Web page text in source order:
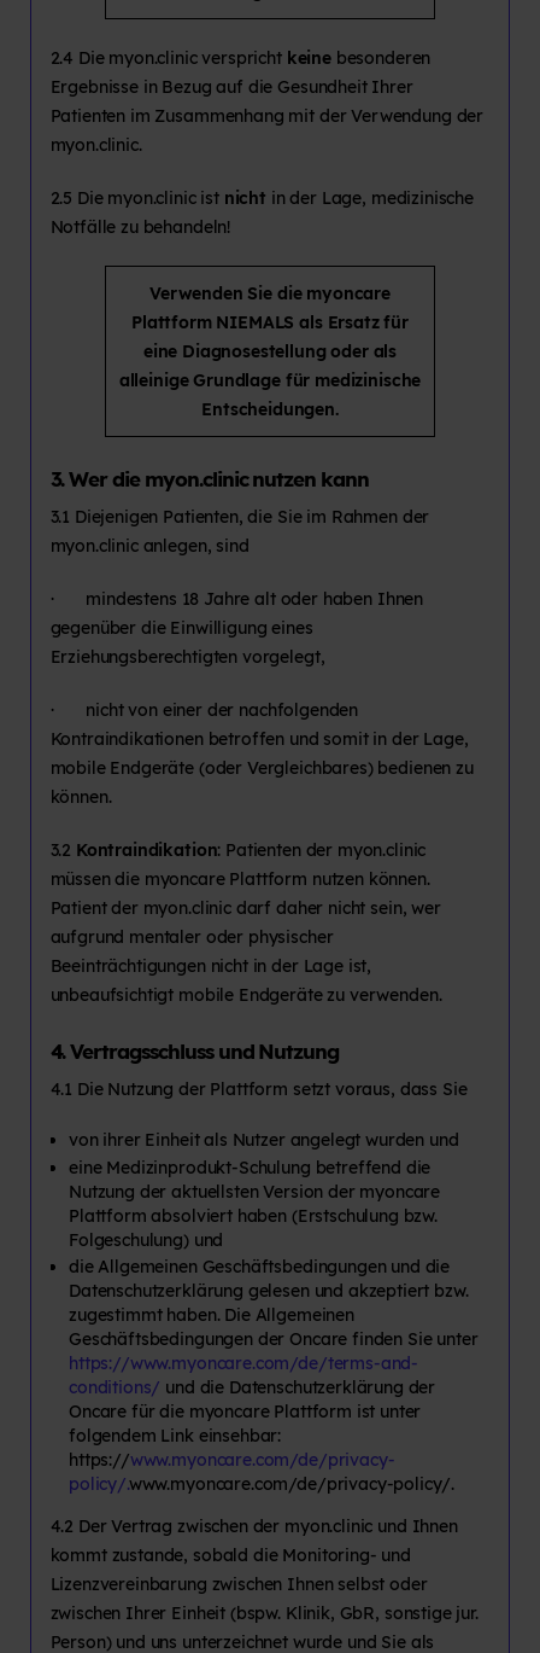
2.4 Die myon.clinic verspricht keine besonderen
Ergebnisse in Bezug auf die Gesundheit Ihrer
Patienten im Zusammenhang mit der Verwendung der
myon.clinic.
2.5 Die myon.clinic ist nicht in der Lage, medizinische
Notfälle zu behandeln!
Verwenden Sie die myoncare
Plattform NIEMALS als Ersatz für
eine Diagnosestellung oder als
alleinige Grundlage für medizinische
Entscheidungen.
3. Wer die myon.clinic nutzen kann
3.1 Diejenigen Patienten, die Sie im Rahmen der
myon.clinic anlegen, sind
· mindestens 18 Jahre alt oder haben Ihnen
gegenüber die Einwilligung eines
Erziehungsberechtigten vorgelegt,
· nicht von einer der nachfolgenden
Kontraindikationen betroffen und somit in der Lage,
mobile Endgeräte (oder Vergleichbares) bedienen zu
können.
3.2 Kontraindikation: Patienten der myon.clinic
müssen die myoncare Plattform nutzen können.
Patient der myon.clinic darf daher nicht sein, wer
aufgrund mentaler oder physischer
Beeinträchtigungen nicht in der Lage ist,
unbeaufsichtigt mobile Endgeräte zu verwenden.
4. Vertragsschluss und Nutzung
4.1 Die Nutzung der Plattform setzt voraus, dass Sie
von ihrer Einheit als Nutzer angelegt wurden und
eine Medizinprodukt-Schulung betreffend die
Nutzung der aktuellsten Version der myoncare
Plattform absolviert haben (Erstschulung bzw.
Folgeschulung) und
die Allgemeinen Geschäftsbedingungen und die
Datenschutzerklärung gelesen und akzeptiert bzw.
zugestimmt haben. Die Allgemeinen
Geschäftsbedingungen der Oncare finden Sie unter
https://www.myoncare.com/de/terms-and-
conditions/ und die Datenschutzerklärung der
Oncare für die myoncare Plattform ist unter
folgendem Link einsehbar:
https://www.myoncare.com/de/privacy-
policy/.www.myoncare.com/de/privacy-policy/.
4.2 Der Vertrag zwischen der myon.clinic und Ihnen
kommt zustande, sobald die Monitoring- und
Lizenzvereinbarung zwischen Ihnen selbst oder
zwischen Ihrer Einheit (bspw. Klinik, GbR, sonstige jur.
Person) und uns unterzeichnet wurde und Sie als